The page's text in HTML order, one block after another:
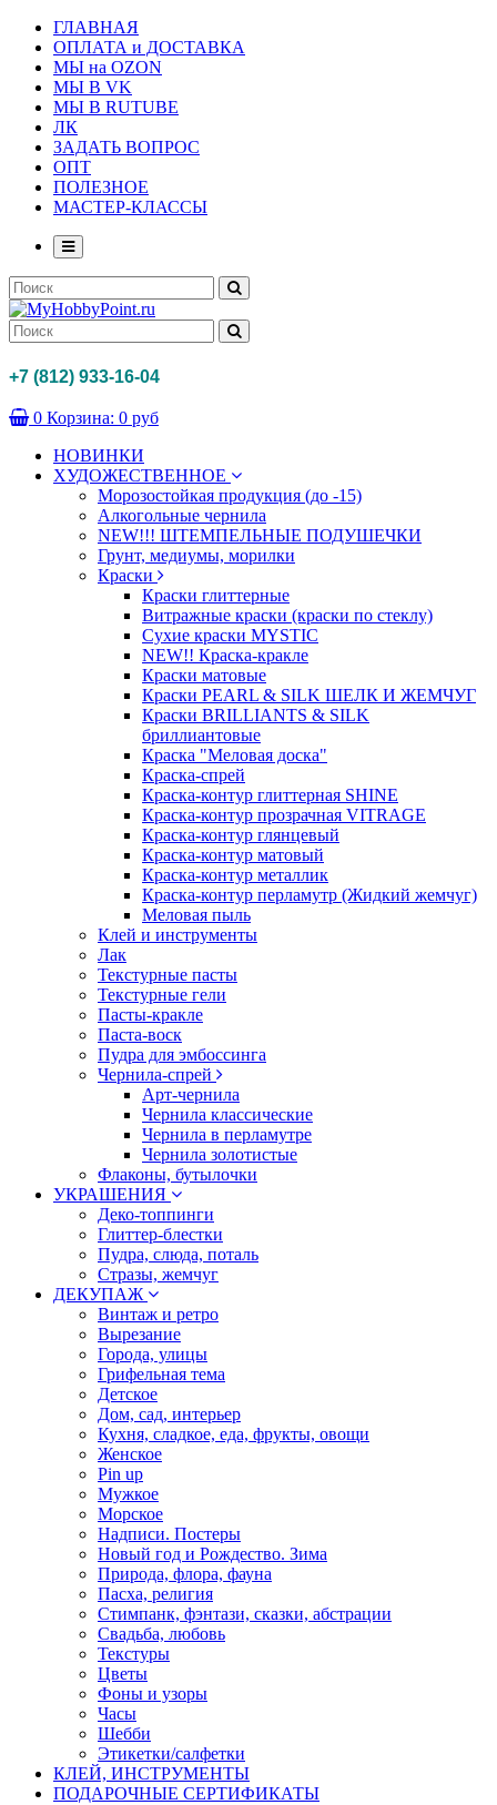
ГЛАВНАЯ
ОПЛАТА и ДОСТАВКА
МЫ на OZON
МЫ В VK
МЫ В RUTUBE
ЛК
ЗАДАТЬ ВОПРОС
ОПТ
ПОЛЕЗНОЕ
МАСТЕР-КЛАССЫ
+7 (812) 933-16-04
0 Корзина: 0 руб
НОВИНКИ
ХУДОЖЕСТВЕННОЕ
Морозостойкая продукция (до -15)
Алкогольные чернила
NEW!!! ШТЕМПЕЛЬНЫЕ ПОДУШЕЧКИ
Грунт, медиумы, морилки
Краски
Краски глиттерные
Витражные краски (краски по стеклу)
Сухие краски MYSTIC
NEW!! Краска-кракле
Краски матовые
Краски PEARL & SILK ШЕЛК И ЖЕМЧУГ
Краски BRILLIANTS & SILK
бриллиантовые
Краска "Меловая доска"
Краска-спрей
Краска-контур глиттерная SHINE
Краска-контур прозрачная VITRAGE
Краска-контур глянцевый
Краска-контур матовый
Краска-контур металлик
Краска-контур перламутр (Жидкий жемчуг)
Меловая пыль
Клей и инструменты
Лак
Текстурные пасты
Текстурные гели
Пасты-кракле
Паста-воск
Пудра для эмбоссинга
Чернила-спрей
Арт-чернила
Чернила классические
Чернила в перламутре
Чернила золотистые
Флаконы, бутылочки
УКРАШЕНИЯ
Деко-топпинги
Глиттер-блестки
Пудра, слюда, поталь
Стразы, жемчуг
ДЕКУПАЖ
Винтаж и ретро
Вырезание
Города, улицы
Грифельная тема
Детское
Дом, сад, интерьер
Кухня, сладкое, еда, фрукты, овощи
Женское
Pin up
Мужкое
Морское
Надписи. Постеры
Новый год и Рождество. Зима
Природа, флора, фауна
Пасха, религия
Стимпанк, фэнтази, сказки, абстрации
Свадьба, любовь
Текстуры
Цветы
Фоны и узоры
Часы
Шебби
Этикетки/салфетки
КЛЕЙ, ИНСТРУМЕНТЫ
ПОДАРОЧНЫЕ СЕРТИФИКАТЫ